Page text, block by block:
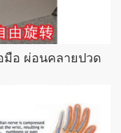
มือ ผ่อนคลายปวด